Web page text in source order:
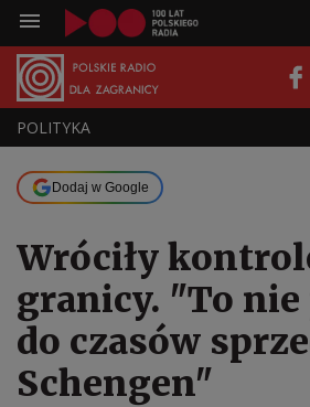
POLITYKA
Dodaj w Google
Wróciły
granicy. "To
do czasów
Schengen"